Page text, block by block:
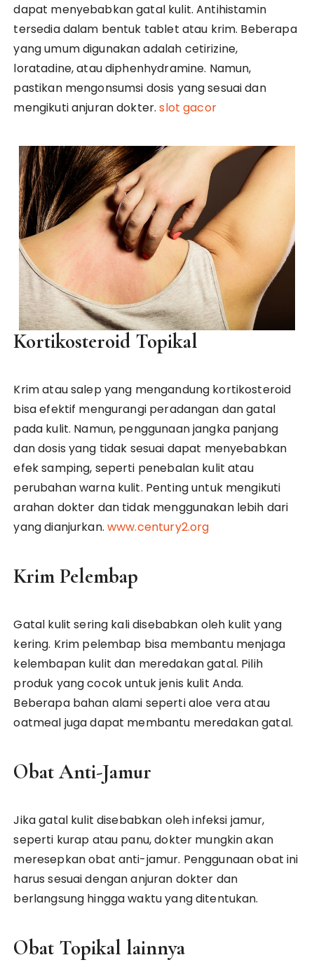
dapat menyebabkan gatal kulit. Antihistamin
tersedia dalam bentuk tablet atau krim. Beberapa
yang umum digunakan adalah cetirizine,
loratadine, atau diphenhydramine. Namun,
pastikan mengonsumsi dosis yang sesuai dan
mengikuti anjuran dokter.slot gacor
Kortikosteroid Topikal
Krim atau salep yang mengandung kortikosteroid
bisa efektif mengurangi peradangan dan gatal
pada kulit. Namun, penggunaan jangka panjang
dan dosis yang tidak sesuai dapat menyebabkan
efek samping, seperti penebalan kulit atau
perubahan warna kulit. Penting untuk mengikuti
arahan dokter dan tidak menggunakan lebih dari
yang dianjurkan.www.century2.org
Krim Pelembap
Gatal kulit sering kali disebabkan oleh kulit yang
kering. Krim pelembap bisa membantu menjaga
kelembapan kulit dan meredakan gatal. Pilih
produk yang cocok untuk jenis kulit Anda.
Beberapa bahan alami seperti aloe vera atau
oatmeal juga dapat membantu meredakan gatal.
Obat Anti-Jamur
Jika gatal kulit disebabkan oleh infeksi jamur,
seperti kurap atau panu, dokter mungkin akan
meresepkan obat anti-jamur. Penggunaan obat ini
harus sesuai dengan anjuran dokter dan
berlangsung hingga waktu yang ditentukan.
Obat Topikal lainnya